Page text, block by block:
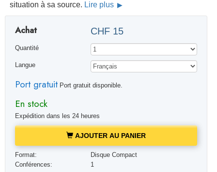
situation à sa source. Lire plus
Achat CHF 15
Quantité
Langue
Port gratuitPort gratuit disponible.
En stock
Expédition dans les 24 heures
AJOUTER AU PANIER
Format:
Disque Compact
Conférences:
1